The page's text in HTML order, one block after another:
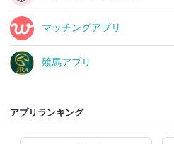
マッチングアプリ
競馬アプリ
アプリランキング